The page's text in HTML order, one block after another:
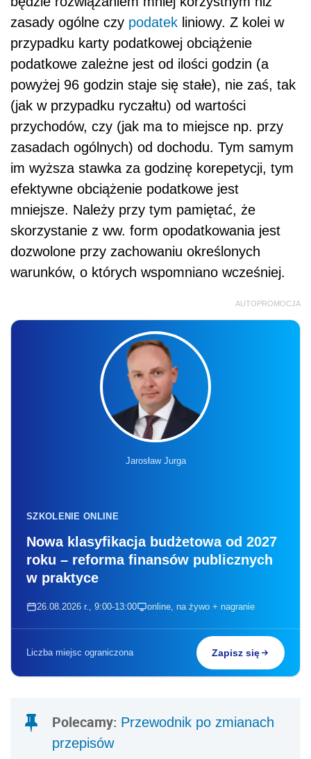
zasady ogólne czy podatek liniowy. Z kolei w
przypadku karty podatkowej obciążenie
podatkowe zależne jest od ilości godzin (a
powyżej 96 godzin staje się stałe), nie zaś, tak
(jak w przypadku ryczałtu) od wartości
przychodów, czy (jak ma to miejsce np. przy
zasadach ogólnych) od dochodu. Tym samym
im wyższa stawka za godzinę korepetycji, tym
efektywne obciążenie podatkowe jest
mniejsze. Należy przy tym pamiętać, że
skorzystanie z ww. form opodatkowania jest
dozwolone przy zachowaniu określonych
warunków, o których wspomniano wcześniej.
AUTOPROMOCJA
Jarosław Jurga
SZKOLENIE ONLINE
Nowa klasyfikacja budżetowa od 2027
roku – reforma finansów publicznych
w praktyce
26.08.2026 r., 9:00-13:00 online, na żywo + nagranie
Liczba miejsc ograniczona Zapisz się
Polecamy: Przewodnik po zmianach
przepisów